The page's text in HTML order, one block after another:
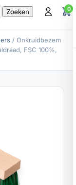
0
/ Onkruidbezem
FSC 100%,